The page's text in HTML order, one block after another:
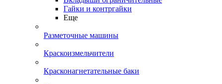
Гайки и контргайки
Еще
Разметочные машины
Краскоизмельчители
Красконагнетательные баки